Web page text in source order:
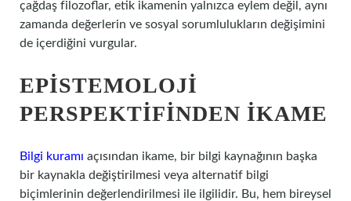
çağdaş filozoflar, etik ikamenin yalnızca eylem değil, aynı
zamanda değerlerin ve sosyal sorumlulukların değişimini
de içerdiğini vurgular.
EPISTEMOLOJI
PERSPEKTIFINDEN İKAME
Bilgi kuramı açısından ikame, bir bilgi kaynağının başka
bir kaynakla değiştirilmesi veya alternatif bilgi
biçimlerinin değerlendirilmesi ile ilgilidir. Bu, hem bireysel